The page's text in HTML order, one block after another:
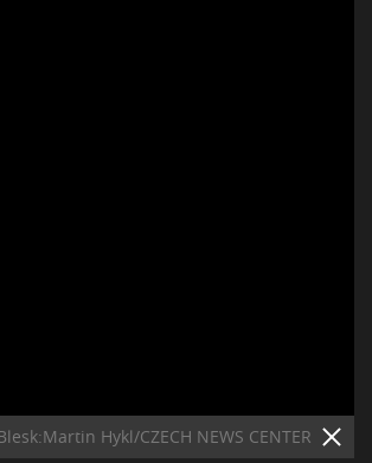
Hykl/CZECH NEWS CENTER